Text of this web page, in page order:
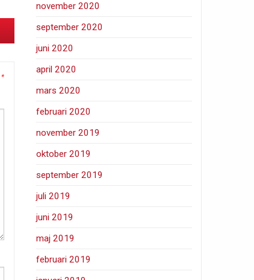
*
november 2020
september 2020
juni 2020
april 2020
mars 2020
februari 2020
november 2019
oktober 2019
september 2019
juli 2019
juni 2019
maj 2019
februari 2019